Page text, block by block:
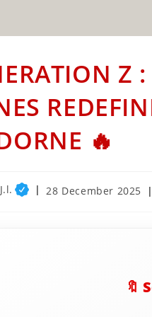
Z
🔥
Post
28 December 2025
🔖